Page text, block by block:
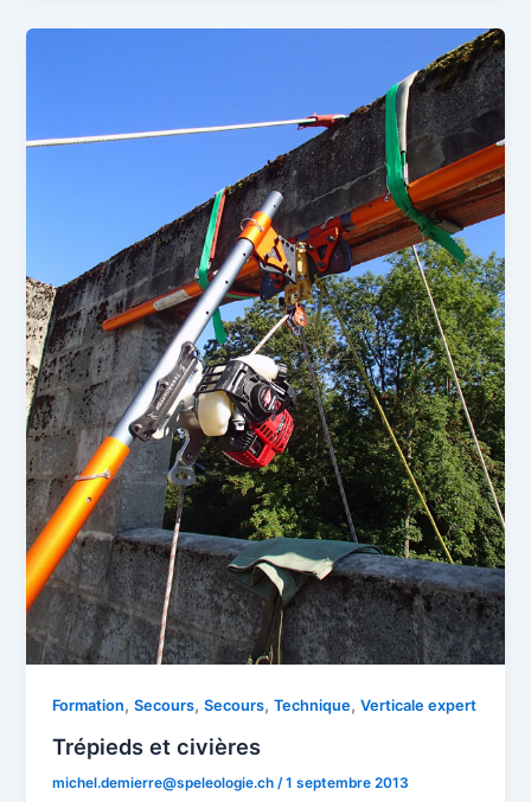
Formation,Secours,Secours,Technique,Verticale expert
Trépieds et civières
michel.demierre@speleologie.ch /1 septembre 2013